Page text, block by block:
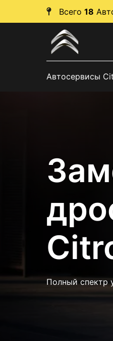
Всего 18
Автосервисы
Полный спектр